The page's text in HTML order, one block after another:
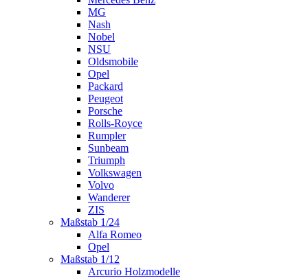
MG
Nash
Nobel
NSU
Oldsmobile
Opel
Packard
Peugeot
Porsche
Rolls-Royce
Rumpler
Sunbeam
Triumph
Volkswagen
Volvo
Wanderer
ZIS
Maßstab 1/24
Alfa Romeo
Opel
Maßstab 1/12
Arcurio Holzmodelle